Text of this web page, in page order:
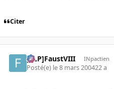
Citer
[FLP]FaustVIII INpactien
Posté(e) le 8 mars 200422 a